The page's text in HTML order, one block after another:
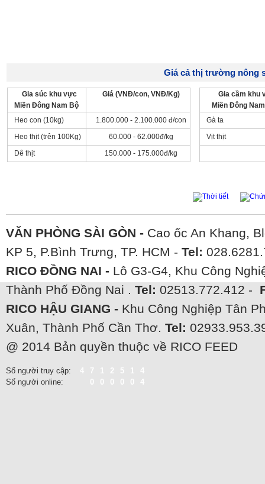
Giá cả thị trường nông
Gia súc khu vực
Miền Đông Nam Bộ
Giá (VNĐ/con, VNĐ/Kg)
Heo con (10kg)
1.800.000 - 2.100.000 đ/con
Heo thịt (trên 100Kg)
60.000 - 62.000đ/kg
Dê thịt
150.000 - 175.000đ/kg
Gia cầm khu
Miền Đông
Gà ta
Vịt thịt
Thời tiết
VĂN PHÒNG SÀI GÒN - Cao ốc An Khang,
KP 5, P.Bình Trưng, TP. HCM - Tel:
RICO ĐỒNG NAI - Lô G3-G4, Khu Công
Thành Phố Đồng Nai . Tel: 02513.772.412 -
RICO HẬU GIANG - Khu Công Nghiệp Tân
Xuân, Thành Phố Cần Thơ. Tel:
@ 2014 Bản quyền thuộc về RICO FEED
Số người truy cập:
4712514
Số người online:
000004